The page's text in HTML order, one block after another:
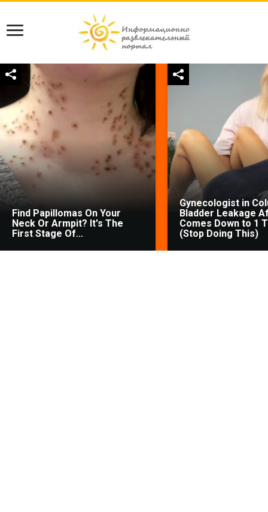
Find Papillomas On Your
Neck Or Armpit? It's The
First Stage Of...
Gynecologist in
Bladder Leakage
Comes Down to 1
(Stop Doing This)